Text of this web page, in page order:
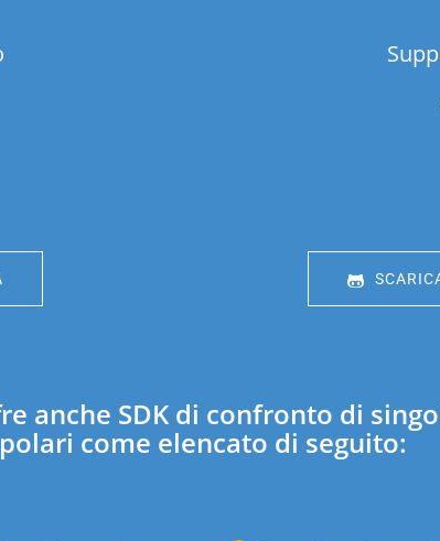
anche SDK di confronto di
come elencato di seguito: